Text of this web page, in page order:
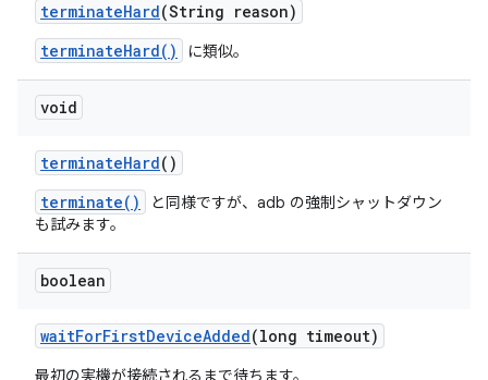
terminateHard(String reason)
terminateHard()
に類似。
void
terminateHard()
terminate()
と同様ですが、adb の強制シャットダウン
も試みます。
boolean
waitForFirstDeviceAdded(long timeout)
最初の実機が接続されるまで待ちます。